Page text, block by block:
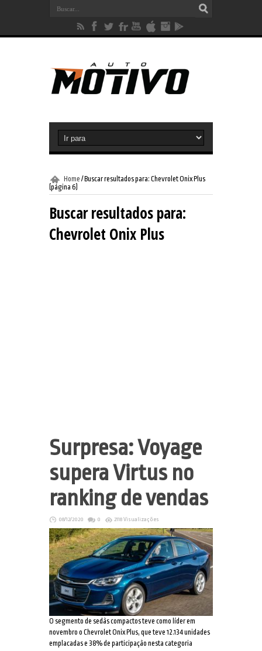
Home / Buscar resultados para: Chevrolet Onix Plus
(página 6)
Buscar resultados para:
Chevrolet Onix Plus
Surpresa: Voyage
supera Virtus no
ranking de vendas
08/12/2020 0 2118 Visualizações
O segmento de sedãs compactos teve como líder em
novembro o Chevrolet Onix Plus, que teve 12.134 unidades
emplacadas e 38% de participação nesta categoria